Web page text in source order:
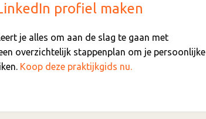
profiel maken
je alles om aan de slag te gaan met
overzichtelijk stappenplan om je persoonlijke
Koop deze praktijkgids nu.